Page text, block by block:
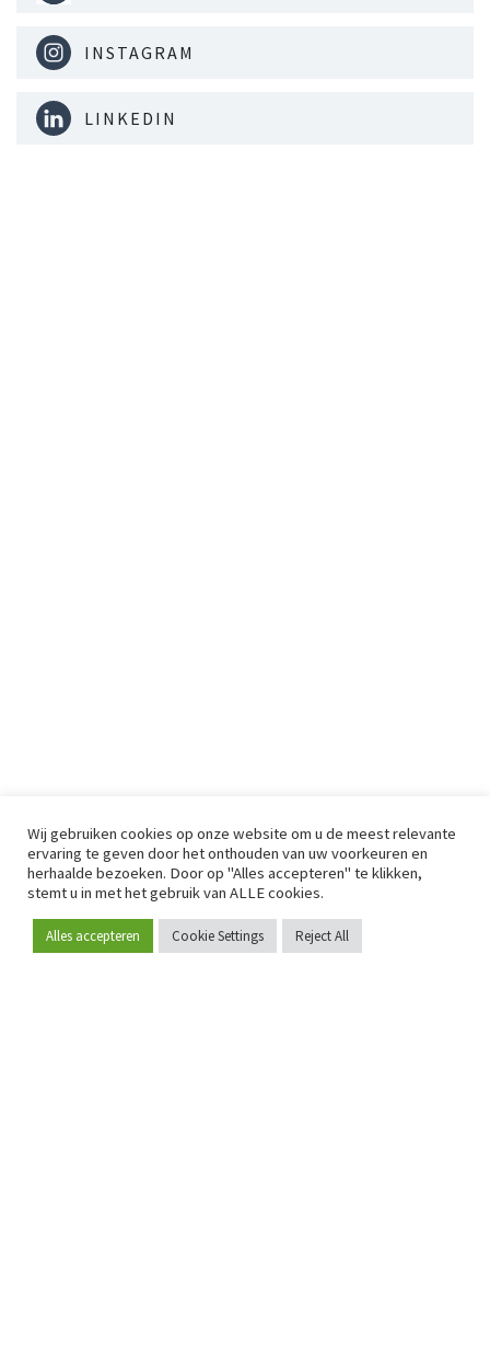
Word lid
INSTAGRAM
LINKEDIN
Wij gebruiken cookies op onze website om u de meest relevante
ervaring te geven door het onthouden van uw voorkeuren en
herhaalde bezoeken. Door op "Alles accepteren" te klikken,
stemt u in met het gebruik van ALLE cookies.
Alles accepteren Cookie Settings Reject All